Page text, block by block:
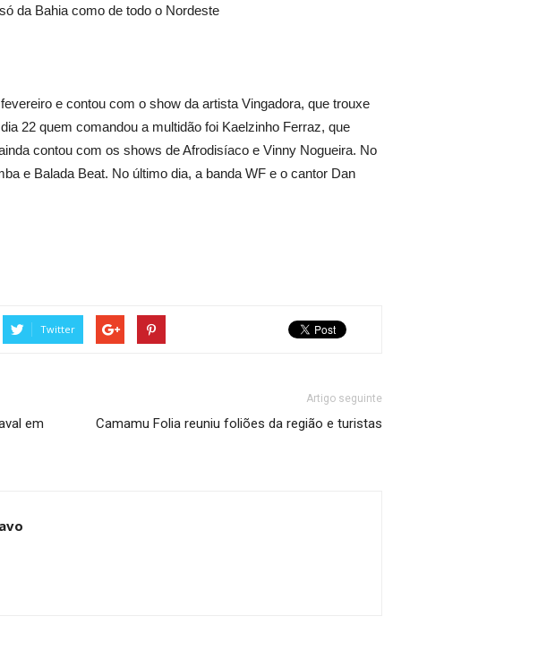
da Bahia como de todo o Nordeste
e contou com o show da artista Vingadora, que trouxe
22 quem comandou a multidão foi Kaelzinho Ferraz, que
contou com os shows de Afrodisíaco e Vinny Nogueira. No
e Balada Beat. No último dia, a banda WF e o cantor Dan
Twitter
em
Artigo seguinte
Camamu Folia reuniu foliões da região e turistas